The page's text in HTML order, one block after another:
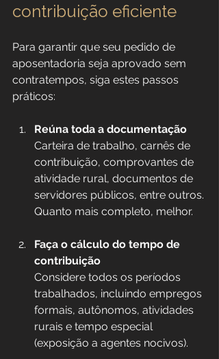
contribuição eficiente
Para garantir que seu pedido de
aposentadoria seja aprovado sem
contratempos, siga estes passos
práticos:
Reúna toda a documentação
Carteira de trabalho, carnês de
contribuição, comprovantes de
atividade rural, documentos de
servidores públicos, entre outros.
Quanto mais completo, melhor.
Faça o cálculo do tempo de
contribuição
Considere todos os períodos
trabalhados, incluindo empregos
formais, autônomos, atividades
rurais e tempo especial
(exposição a agentes nocivos).